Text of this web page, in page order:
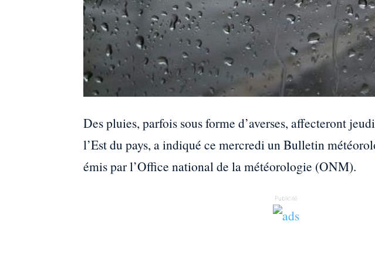
Des pluies, parfois sous forme d’averses, affecteront
l’Est du pays, a indiqué ce mercredi un Bulletin
émis par l’Office national de la météorologie (ONM).
Publicité